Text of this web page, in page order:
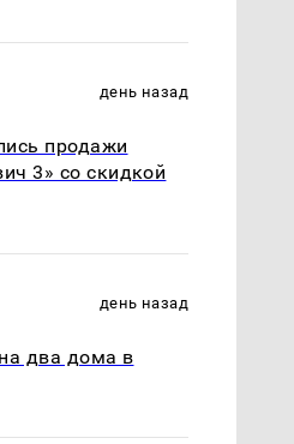
день назад
продажи
3» со скидкой
день назад
два дома в